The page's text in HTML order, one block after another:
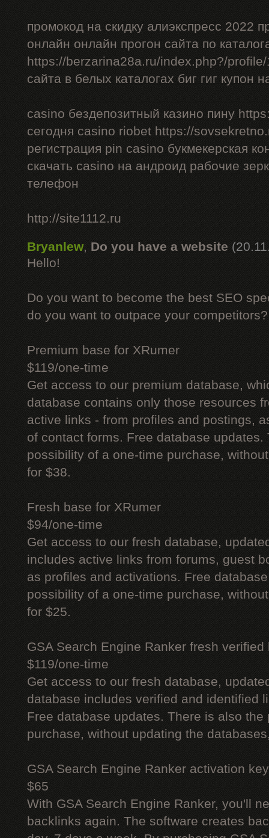
промокод на скидку алиэкспресс 2022
онлайн онлайн прогон сайта по
https://berzarina28a.ru/index.php?/
сайта в белых каталогах биг гиг купон
casino бездепозитный казино пину
сегодня casino riobet https://
регистрация pin casino букмекерская
скачать casino на андроид рабочие
телефон
http://site1112.ru
Bryanlew, Do you have a website
Hello!
Do you want to become the best SEO
do you want to outpace your competitors?
Premium base for XRumer
$119/one-time
Get access to our premium database,
database contains only those resources
active links - from profiles and postings,
of contact forms. Free database updates.
possibility of a one-time purchase,
for $38.
Fresh base for XRumer
$94/one-time
Get access to our fresh database,
includes active links from forums, guest
as profiles and activations. Free
possibility of a one-time purchase,
for $25.
GSA Search Engine Ranker fresh verified
$119/one-time
Get access to our fresh database,
database includes verified and identified
Free database updates. There is also
purchase, without updating the
GSA Search Engine Ranker activation key
$65
With GSA Search Engine Ranker, you'll
backlinks again. The software creates